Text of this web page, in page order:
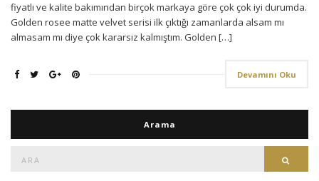
fiyatlı ve kalite bakımından birçok markaya göre çok çok iyi durumda.
Golden rosee matte velvet serisi ilk çıktığı zamanlarda alsam mı
almasam mı diye çok kararsız kalmıştım. Golden […]
Devamını Oku
Arama